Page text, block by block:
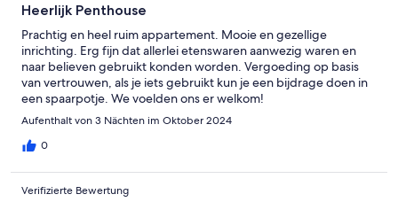
Heerlijk Penthouse
Prachtig en heel ruim appartement. Mooie en gezellige
inrichting. Erg fijn dat allerlei etenswaren aanwezig waren en
naar believen gebruikt konden worden. Vergoeding op basis
van vertrouwen, als je iets gebruikt kun je een bijdrage doen in
een spaarpotje. We voelden ons er welkom!
Aufenthalt von 3 Nächten im Oktober 2024
0
Verifizierte Bewertung